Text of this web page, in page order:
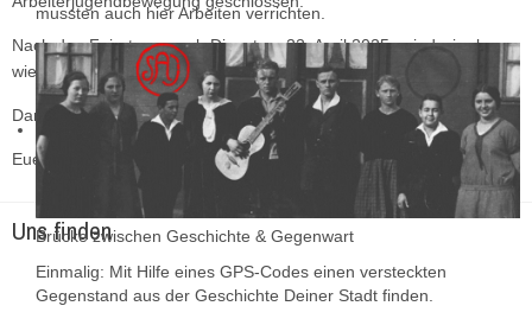
mussten auch hier Arbeiten verrichten.
Brücke zwischen Geschichte & Gegenwart
Einmalig: Mit Hilfe eines GPS-Codes einen versteckten
Gegenstand aus der Geschichte Deiner Stadt finden.
Nach den Feiertagen - ab Dienstag, 22. April 2025 - sind wir aber
wieder zu den üblichen Öffnungszeiten für euch da.
Danke für euer Verständnis und einige schöne, sonnige Tage!
Euer Archivteam
Uns finden